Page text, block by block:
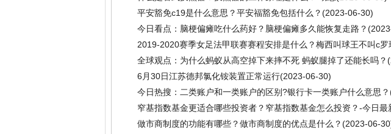
平安豁免c19是什么意思？平安福豁免包括什么？(2023-06-30)
今日看点：脑梗偏瘫吃什么药好？脑梗偏瘫多久能恢复走路？
2019-2020赛季女足法甲联赛赛程安排是什么？梅西叫球王不叫c
(2023-06-30)
全球观点：为什么蚂蚁从高空掉下来摔不死 蚂蚁腿掉了还能长吗？
6月30日江苏德邦氯化铵装置正常运行(2023-06-30)
今日热搜：二类账户和一类账户的区别?银行卡一类账户什么意思？
窄基指数基金更适合哪些投资者？窄基指数基金怎么投资？-今日最
做市商制度的功能有哪些？做市商制度的优点是什么？(2023-06-